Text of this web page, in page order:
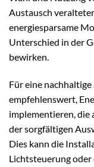
Austausch
energiesparsame
Unterschied in der
bewirken.
Für eine
empfehlenswert,
implementieren, die
der sorgfältigen
Dies kann die
Lichtsteuerung